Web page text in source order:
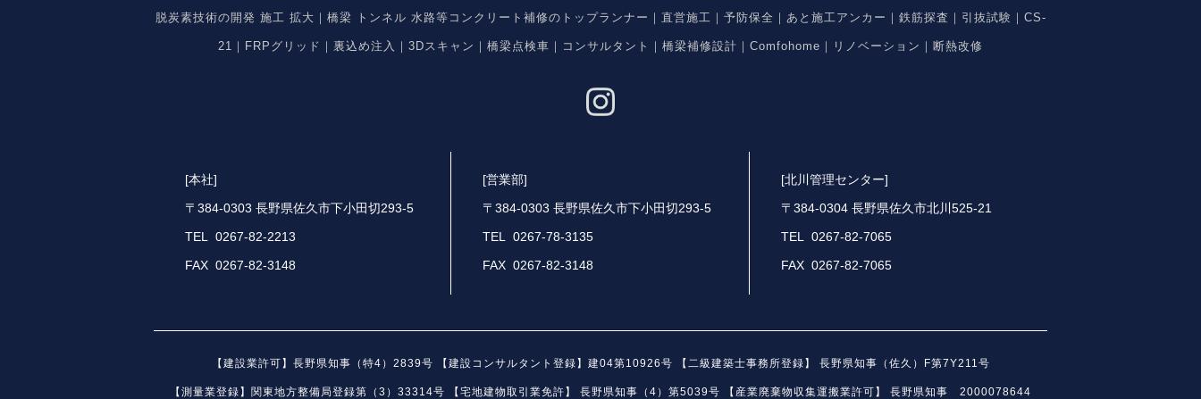
脱炭素技術の開発 施工 拡大｜橋梁 トンネル 水路等コンクリート補修のトップランナー｜直営施工｜予防保全｜あと施工アンカー｜鉄筋探査｜引抜試験｜CS-
21｜FRPグリッド｜裏込め注入｜3Dスキャン｜橋梁点検車｜コンサルタント｜橋梁補修設計｜Comfohome｜リノベーション｜断熱改修
[本社]
〒384-0303 長野県佐久市下小田切293-5
TEL 0267-82-2213
FAX 0267-82-3148
[営業部]
〒384-0303 長野県佐久市下小田切293-5
TEL 0267-78-3135
FAX 0267-82-3148
[北川管理センター]
〒384-0304 長野県佐久市北川525-21
TEL 0267-82-7065
FAX 0267-82-7065
【建設業許可】長野県知事（特4）2839号 【建設コンサルタント登録】建04第10926号 【二級建築士事務所登録】 長野県知事（佐久）F第7Y211号
【測量業登録】関東地方整備局登録第（3）33314号 【宅地建物取引業免許】 長野県知事（4）第5039号 【産業廃棄物収集運搬業許可】 長野県知事 2000078644